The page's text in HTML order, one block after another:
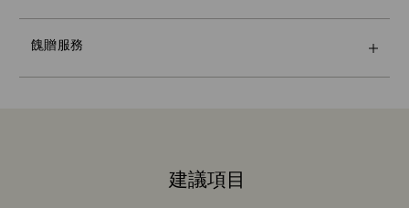
餽贈服務
選擇一個禮品選項，您的物品將全部被包裝在一個禮品
片。
建議項目